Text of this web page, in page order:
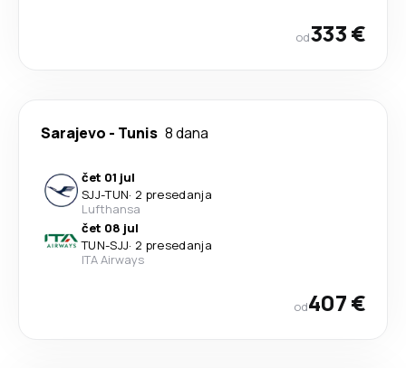
od333 €
Sarajevo - Tunis 8 dana
čet 01 jul
SJJ-TUN· 2 presedanja
Lufthansa
čet 08 jul
TUN-SJJ· 2 presedanja
ITA Airways
od407 €